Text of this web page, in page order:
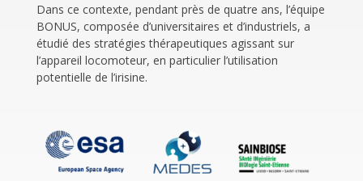
Dans ce contexte, pendant près de quatre ans, l’équipe
BONUS, composée d’universitaires et d’industriels, a
étudié des stratégies thérapeutiques agissant sur
l’appareil locomoteur, en particulier l’utilisation
potentielle de l’irisine.